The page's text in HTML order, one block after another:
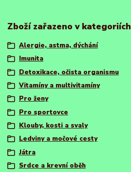
Zboží zařazeno v kategoriích
Alergie, astma, dýchání
Imunita
Detoxikace, očista organismu
Vitamíny a multivitamíny
Pro ženy
Pro sportovce
Klouby, kosti a svaly
Ledviny a močové cesty
Játra
Srdce a krevní oběh